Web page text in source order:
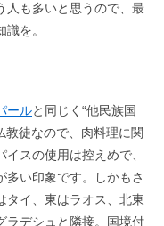
人も多いと思うので、最
を。
ールと同じく“他民族国
教徒なので、肉料理に関
スの使用は控えめで、
多い印象です。しかもさ
タイ、東はラオス、北東
ラデシュと隣接。国境付